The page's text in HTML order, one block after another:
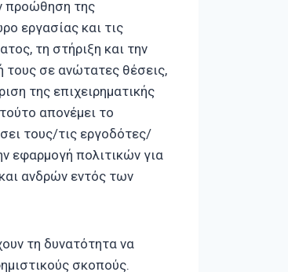
προώθηση της
εργασίας και τις
τη στήριξη και την
σε ανώτατες θέσεις,
της επιχειρηματικής
απονέμει το
τους/τις εργοδότες/
εφαρμογή πολιτικών για
ανδρών εντός των
τη δυνατότητα να
σκοπούς.